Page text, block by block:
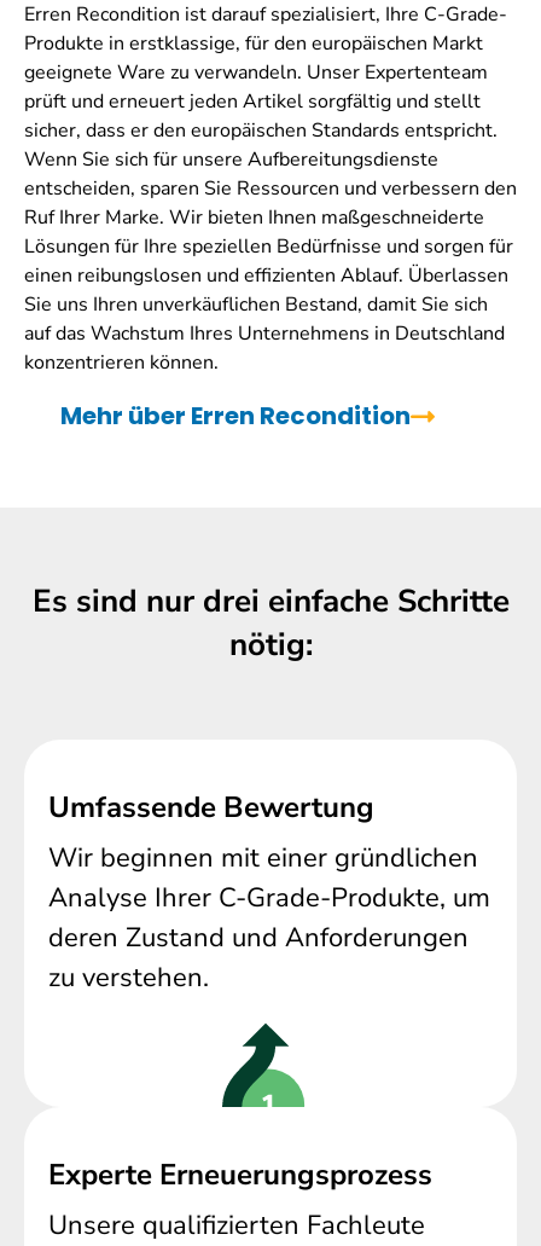
Erren Recondition ist darauf spezialisiert, Ihre C-Grade-
Produkte in erstklassige, für den europäischen Markt
geeignete Ware zu verwandeln. Unser Expertenteam
prüft und erneuert jeden Artikel sorgfältig und stellt
sicher, dass er den europäischen Standards entspricht.
Wenn Sie sich für unsere Aufbereitungsdienste
entscheiden, sparen Sie Ressourcen und verbessern den
Ruf Ihrer Marke. Wir bieten Ihnen maßgeschneiderte
Lösungen für Ihre speziellen Bedürfnisse und sorgen für
einen reibungslosen und effizienten Ablauf. Überlassen
Sie uns Ihren unverkäuflichen Bestand, damit Sie sich
auf das Wachstum Ihres Unternehmens in Deutschland
konzentrieren können.
Mehr über Erren Recondition
Es sind nur drei einfache Schritte
nötig:
Umfassende Bewertung
Wir beginnen mit einer gründlichen
Analyse Ihrer C-Grade-Produkte, um
deren Zustand und Anforderungen
zu verstehen.
Experte Erneuerungsprozess
Unsere qualifizierten Fachleute